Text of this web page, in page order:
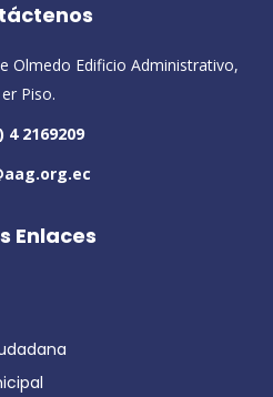
Olmedo Edificio Administrativo,
Piso.
4 2169209
Enlaces